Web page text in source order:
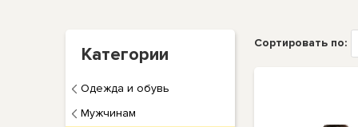
Категории
Одежда и обувь
Мужчинам
Сортировать по: